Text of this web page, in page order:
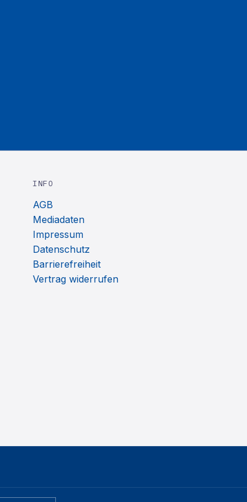
INFO
AGB
Mediadaten
Impressum
Datenschutz
Barrierefreiheit
Vertrag widerrufen